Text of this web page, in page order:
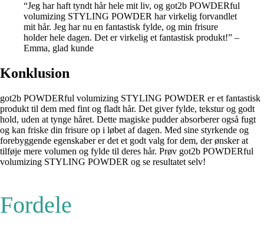
“Jeg har haft tyndt hår hele mit liv, og got2b POWDERful
volumizing STYLING POWDER har virkelig forvandlet
mit hår. Jeg har nu en fantastisk fylde, og min frisure
holder hele dagen. Det er virkelig et fantastisk produkt!” –
Emma, glad kunde
Konklusion
got2b POWDERful volumizing STYLING POWDER er et fantastisk
produkt til dem med fint og fladt hår. Det giver fylde, tekstur og godt
hold, uden at tynge håret. Dette magiske pudder absorberer også fugt
og kan friske din frisure op i løbet af dagen. Med sine styrkende og
forebyggende egenskaber er det et godt valg for dem, der ønsker at
tilføje mere volumen og fylde til deres hår. Prøv got2b POWDERful
volumizing STYLING POWDER og se resultatet selv!
Fordele